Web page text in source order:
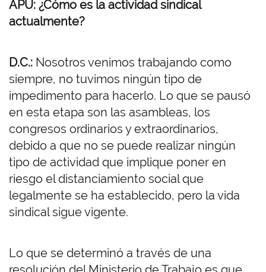
APU: ¿Cómo es la actividad sindical
actualmente?
D.C.: Nosotros venimos trabajando como
siempre, no tuvimos ningún tipo de
impedimento para hacerlo. Lo que se pausó
en esta etapa son las asambleas, los
congresos ordinarios y extraordinarios,
debido a que no se puede realizar ningún
tipo de actividad que implique poner en
riesgo el distanciamiento social que
legalmente se ha establecido, pero la vida
sindical sigue vigente.
Lo que se determinó a través de una